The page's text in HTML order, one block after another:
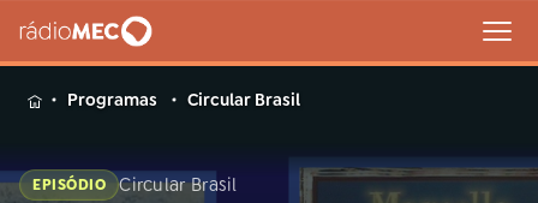
MENUProgramas Circular Brasil
EPISÓDIO Circular Brasil